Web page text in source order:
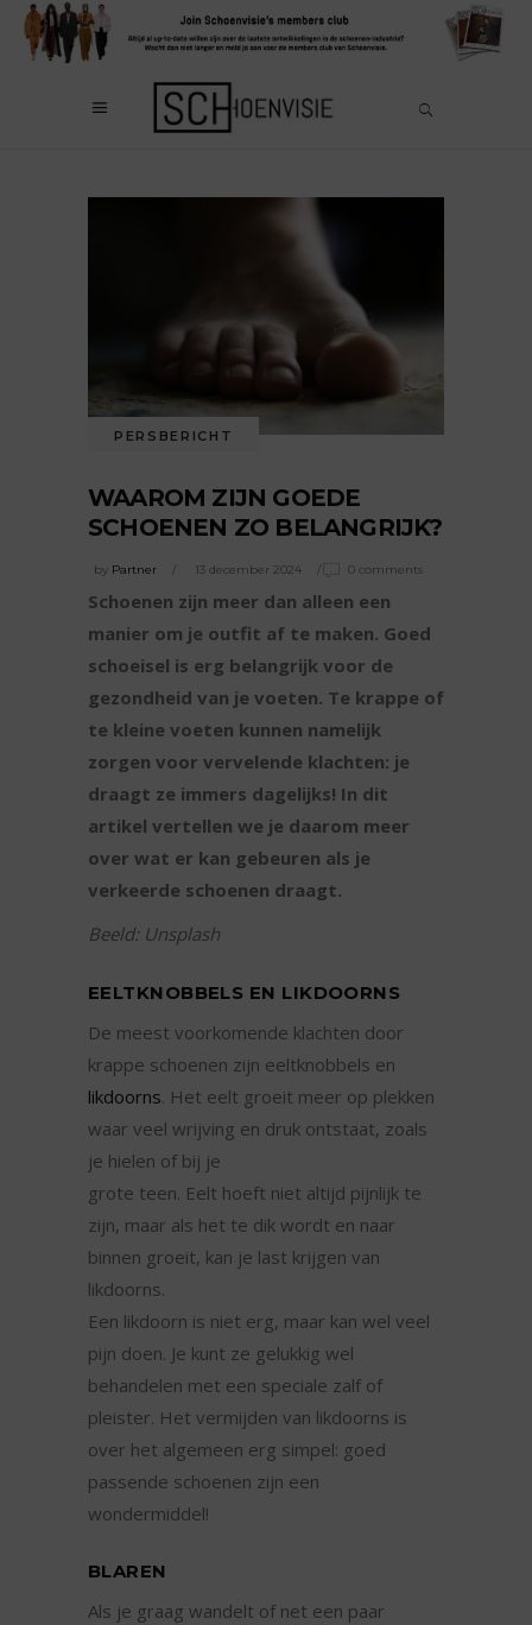
PERSBERICHT
WAAROM ZIJN GOEDE
SCHOENEN ZO BELANGRIJK?
by Partner 13 december 2024 0 comments
Schoenen zijn meer dan alleen een
manier om je outfit af te maken. Goed
schoeisel is erg belangrijk voor de
gezondheid van je voeten. Te krappe of
te kleine voeten kunnen namelijk
zorgen voor vervelende klachten: je
draagt ze immers dagelijks! In dit
artikel vertellen we je daarom meer
over wat er kan gebeuren als je
verkeerde schoenen draagt.
Beeld: Unsplash
EELTKNOBBELS EN LIKDOORNS
De meest voorkomende klachten door
krappe schoenen zijn eeltknobbels en
likdoorns. Het eelt groeit meer op plekken
waar veel wrijving en druk ontstaat, zoals
je hielen of bij je
grote teen. Eelt hoeft niet altijd pijnlijk te
zijn, maar als het te dik wordt en naar
binnen groeit, kan je last krijgen van
likdoorns.
Een likdoorn is niet erg, maar kan wel veel
pijn doen. Je kunt ze gelukkig wel
behandelen met een speciale zalf of
pleister. Het vermijden van likdoorns is
over het algemeen erg simpel: goed
passende schoenen zijn een
wondermiddel!
BLAREN
Als je graag wandelt of net een paar